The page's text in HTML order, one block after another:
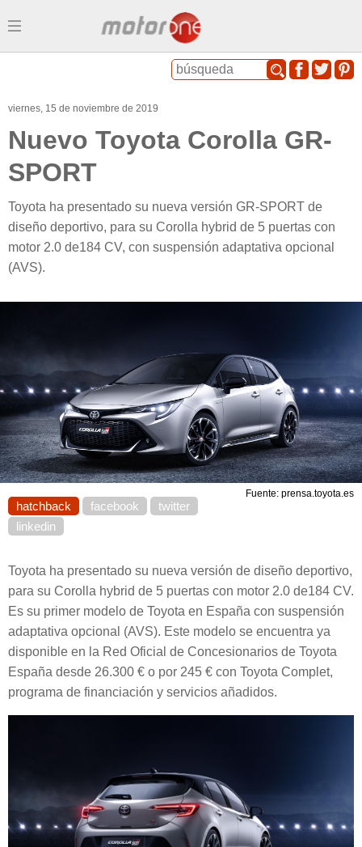
Menu
viernes, 15 de noviembre de 2019
Nuevo Toyota Corolla GR-
SPORT
Toyota ha presentado su nueva versión GR-SPORT de
diseño deportivo, para su Corolla hybrid de 5 puertas con
motor 2.0 de184 CV, con suspensión adaptativa opcional
(AVS).
Fuente: prensa.toyota.es
hatchback facebook
twitter
linkedin
Toyota ha presentado su nueva versión de diseño deportivo,
para su Corolla hybrid de 5 puertas con motor 2.0 de184 CV.
Es su primer modelo de Toyota en España con suspensión
adaptativa opcional (AVS). Este modelo se encuentra ya
disponible en la Red Oficial de Concesionarios de Toyota
España desde 26.300 € o por 245 € con Toyota Complet,
programa de financiación y servicios añadidos.